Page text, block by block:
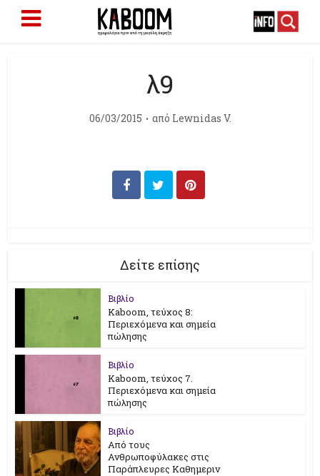
λ9
06/03/2015 από Lewnidas V.
Δείτε επίσης
Βιβλίο
Kaboom, τεύχος 8:
Περιεχόμενα και σημεία
πώλησης
Βιβλίο
Kaboom, τεύχος 7.
Περιεχόμενα και σημεία
πώλησης
Βιβλίο
Από τους
Ανθρωποφύλακες στις
Παράπλευρες Καθημεριν